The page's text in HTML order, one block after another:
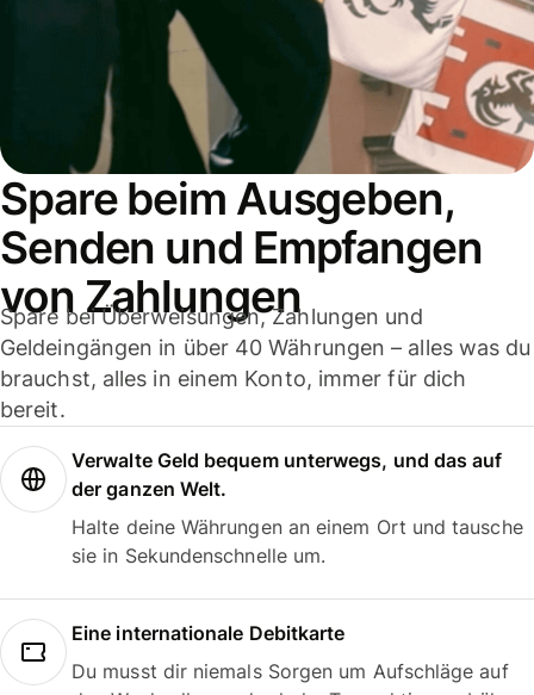
Spare beim Ausgeben,
Senden und Empfangen
von Zahlungen
Spare bei Überweisungen, Zahlungen und
Geldeingängen in über 40 Währungen – alles was du
brauchst, alles in einem Konto, immer für dich
bereit.
Verwalte Geld bequem unterwegs, und das auf
der ganzen Welt.
Halte deine Währungen an einem Ort und tausche
sie in Sekundenschnelle um.
Eine internationale Debitkarte
Du musst dir niemals Sorgen um Aufschläge auf